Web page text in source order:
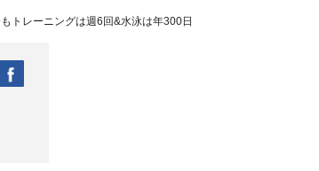
トレーニングは週6回&水泳は年300日